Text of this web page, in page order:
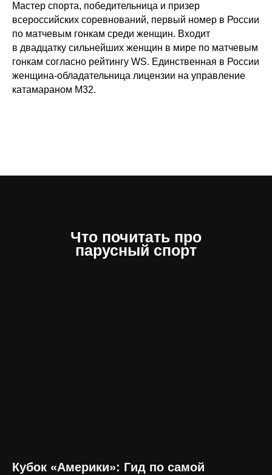
Мастер спорта, победительница и призер
всероссийских соревнований, первый номер в России
по матчевым гонкам среди женщин. Входит
в двадцатку сильнейших женщин в мире по матчевым
гонкам согласно рейтингу WS. Единственная в России
женщина-обладательница лицензии на управление
катамараном М32.
Что почитать про
парусный спорт
Кубок «Америки»: Гид по самой